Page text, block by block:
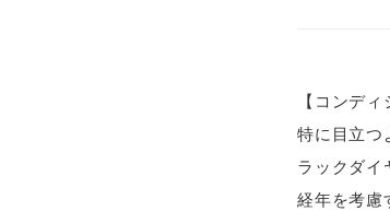
【コンデ
特に目立つ
ラックダイ
経年を考慮